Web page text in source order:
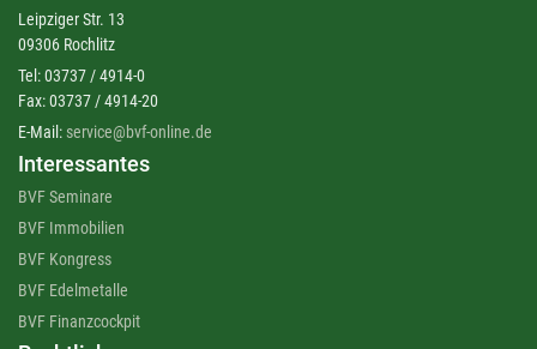
Leipziger Str. 13
09306 Rochlitz
Tel: 03737 / 4914-0
Fax: 03737 / 4914-20
E-Mail: service@bvf-online.de
Interessantes
BVF Seminare
BVF Immobilien
BVF Kongress
BVF Edelmetalle
BVF Finanzcockpit